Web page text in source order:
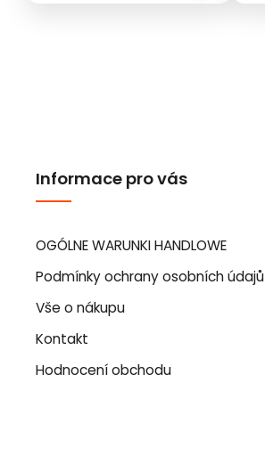
Informace pro vás
OGÓLNE WARUNKI HANDLOWE
Podmínky ochrany osobních údajů
Vše o nákupu
Kontakt
Hodnocení obchodu